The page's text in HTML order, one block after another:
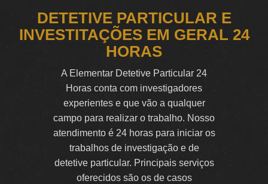
DETETIVE PARTICULAR E
INVESTITAÇÕES EM GERAL 24
HORAS
A Elementar Detetive Particular 24
Horas conta com investigadores
experientes e que vão a qualquer
campo para realizar o trabalho. Nosso
atendimento é 24 horas para iniciar os
trabalhos de investigação e de
detetive particular. Principais serviços
oferecidos são os de casos